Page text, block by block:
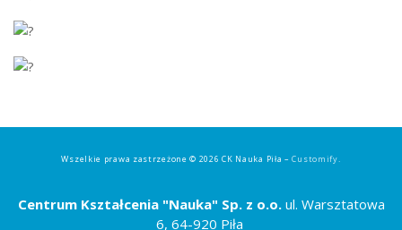
Wszelkie prawa zastrzeżone © 2026 CK Nauka Piła –Customify.
Centrum Kształcenia "Nauka" Sp. z o.o.ul. Warsztatowa
6, 64-920 Piła